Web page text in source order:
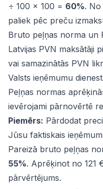
÷ 100 × 100 = 60%.
paliek pēc preču
Bruto peļņas norma
Latvijas PVN maksātāji
vai samazinātās PVN
Valsts ieņēmumu
Peļņas normas
ievērojami pārnovērtē
Piemērs: Pārdodat
Jūsu faktiskais
Pareizā bruto peļņas
55%. Aprēķinot no 121
pārvērtējums.